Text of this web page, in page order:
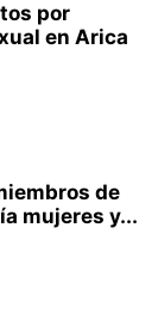
por
en Arica
de
mujeres y...